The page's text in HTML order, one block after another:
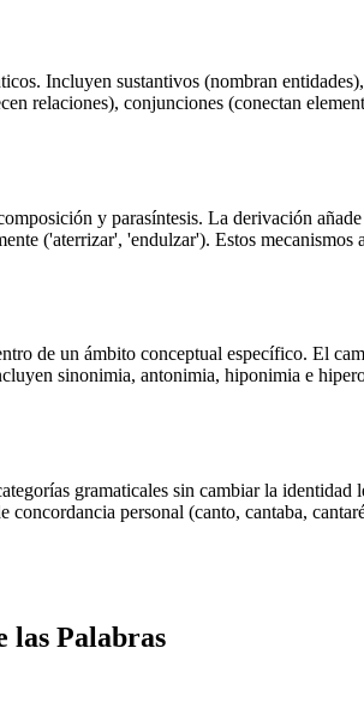
Incluyen sustantivos (nombran
relaciones), conjunciones (conectan
y parasíntesis. La derivación
('aterrizar', 'endulzar'). Estos
de un ámbito conceptual específico. El
sinonimia, antonimia, hiponimia e
gramaticales sin cambiar la
personal (canto, cantaba,
las Palabras